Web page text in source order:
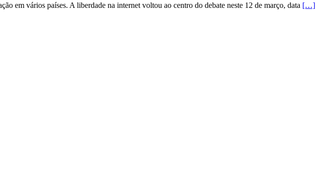
em vários países. A liberdade na internet voltou ao centro do debate neste 12 de março, data […]